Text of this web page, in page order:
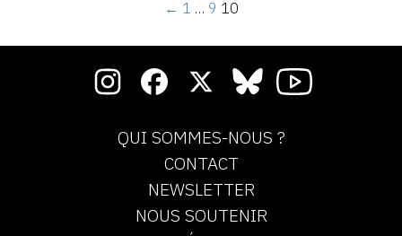
← 1 … 9 10
QUI SOMMES-NOUS ?
CONTACT
NEWSLETTER
NOUS SOUTENIR